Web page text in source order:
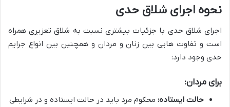
نحوه اجرای شلاق حدی
اجرای شلاق حدی با جزئیات بیشتری نسبت به شلاق تعزیری همراه
است و تفاوت هایی بین زنان و مردان و همچنین بین انواع جرایم
حدی وجود دارد:
برای مردان:
حالت ایستاده: محکوم مرد باید در حالت ایستاده و در شرایطی